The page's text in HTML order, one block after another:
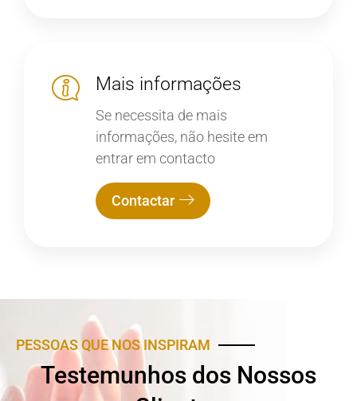
Mais informações
Se necessita de mais
informações, não hesite em
entrar em contacto
Contactar
PESSOAS QUE NOS INSPIRAM
Testemunhos dos Nossos